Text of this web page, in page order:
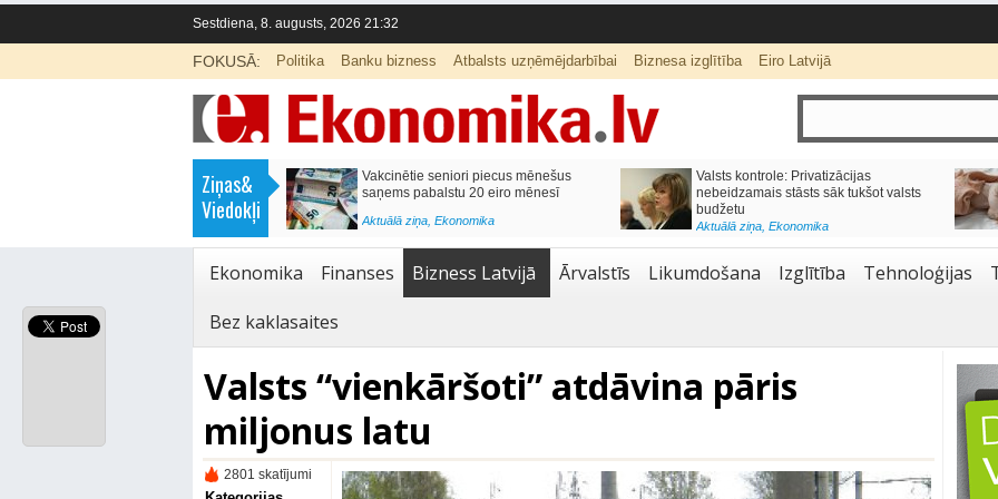
Sestdiena, 8. augusts, 2026 21:32
FOKUSĀ: Politika Banku bizness Atbalsts uzņēmējdarbībai Biznesa izglītība Eiro Latvijā
Ziņas&
Viedokļi
Labklājības ministrija rosina reformēt
un būtiski uzlabot vecāku pabalstu
Kā sagatavot bērnu skolai,
nepārslogojot ģimenes budžetu?
Aktuālā ziņa, Izglītība
Septiņos mēnešos Vivi vilcienos
pārvadāti 12 miljoni pasažieru; jūlijā
97,4 % reisu izpildīti laikā
Aktuālā ziņa, Bizness Latvijā
Ekonomika Finanses Bizness Latvijā Ārvalstīs Likumdošana Izglītība Tehnoloģijas
Bez kaklasaites
Valsts “vienkāršoti” atdāvina pāris
miljonus latu
2801 skatījumi